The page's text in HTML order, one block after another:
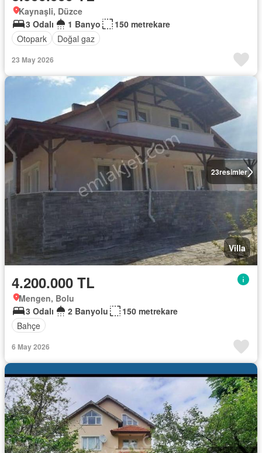
Kaynaşli, Düzce
3 Odalı
1 Banyo
150 metrekare
Otopark
Doğal gaz
23 May 2026
23resimler
Villa
4.200.000 TL
Mengen, Bolu
3 Odalı
2 Banyolu
150 metrekare
Bahçe
6 May 2026